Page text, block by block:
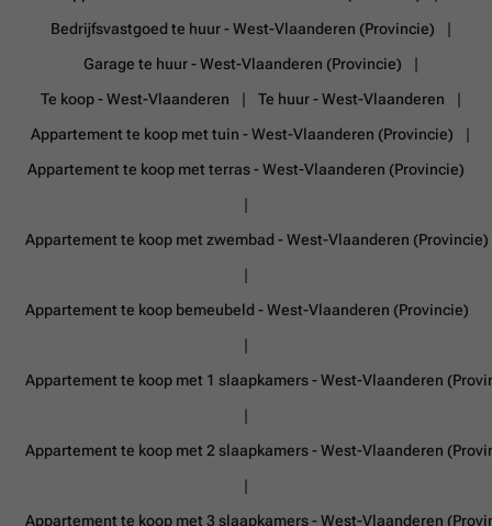
Bedrijfsvastgoed te huur - West-Vlaanderen (Provincie)
Garage te huur - West-Vlaanderen (Provincie)
Te koop - West-Vlaanderen
Te huur - West-Vlaanderen
Appartement te koop met tuin - West-Vlaanderen (Provincie)
Appartement te koop met terras - West-Vlaanderen (Provincie)
Appartement te koop met zwembad - West-Vlaanderen (Provincie)
Appartement te koop bemeubeld - West-Vlaanderen (Provincie)
Appartement te koop met 1 slaapkamers - West-Vlaanderen
Appartement te koop met 2 slaapkamers - West-Vlaanderen
Appartement te koop met 3 slaapkamers - West-Vlaanderen